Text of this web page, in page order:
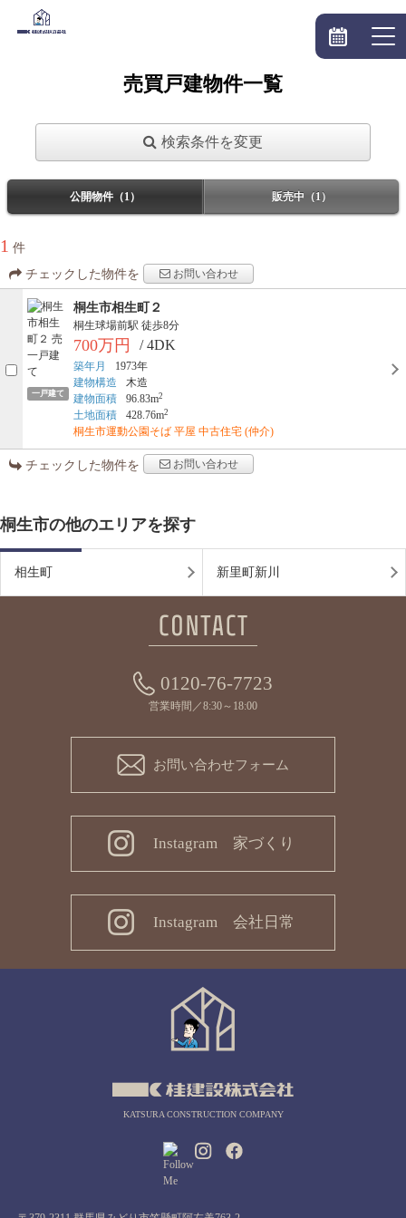
売買戸建物件一覧
検索条件を変更
公開物件（1） 販売中（1）
1 件
チェックした物件を
お問い合わせ
一戸建て
桐生市相生町２
桐生球場前駅 徒歩8分
700万円 / 4DK
築年月
1973年
建物構造
木造
建物面積
96.83m2
土地面積 428.76m2
桐生市運動公園そば 平屋 中古住宅 (仲介)
チェックした物件を お問い合わせ
桐生市の他のエリアを探す
相生町 新里町新川
0120-76-7723
営業時間／8:30～18:00
お問い合わせフォーム
Instagram 家づくり
Instagram 会社日常
KATSURA CONSTRUCTION COMPANY